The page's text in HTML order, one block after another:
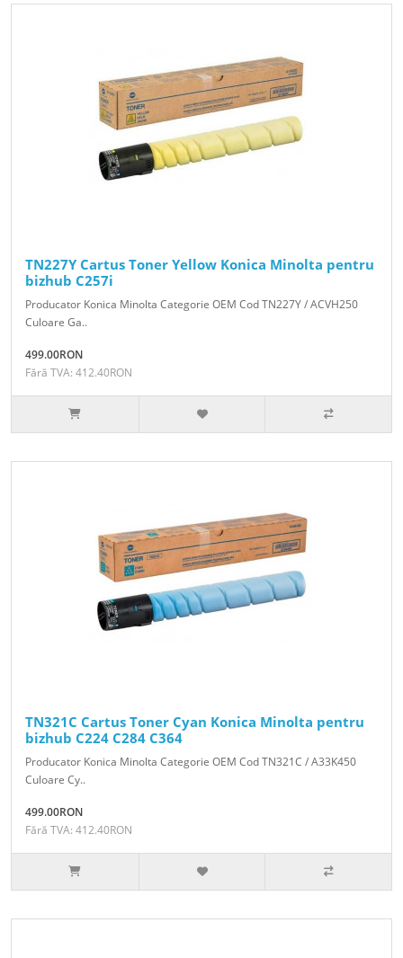
TN227Y Cartus Toner Yellow Konica Minolta pentru
bizhub C257i
Producator Konica Minolta Categorie OEM Cod TN227Y / ACVH250
Culoare Ga..
499.00RON
Fără TVA: 412.40RON
TN321C Cartus Toner Cyan Konica Minolta pentru
bizhub C224 C284 C364
Producator Konica Minolta Categorie OEM Cod TN321C / A33K450
Culoare Cy..
499.00RON
Fără TVA: 412.40RON